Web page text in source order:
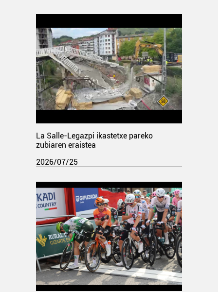
La Salle-Legazpi ikastetxe pareko
zubiaren eraistea
2026/07/25